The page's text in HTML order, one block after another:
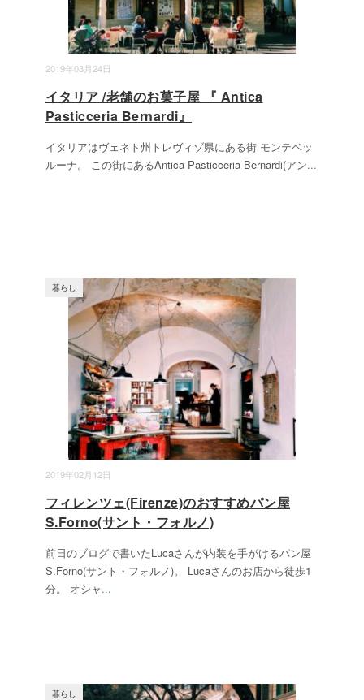
2019年03月24日
イタリア /老舗のお菓子屋 『 Antica
Pasticceria Bernardi』
イタリアはヴェネト州トレヴィゾ県にある街 モンテベッ
ルーナ。 この街にあるAntica Pasticceria Bernardi(アン...
2019年02月12日
暮らし
フィレンツェ(Firenze)のおすすめパン屋
S.Forno(サント・フォルノ)
前日のブログで書いたLucaさんが内装を手がけるパン屋
S.Forno(サント・フォルノ)。 Lucaさんのお店から徒歩1
分。 オシャ...
暮らし